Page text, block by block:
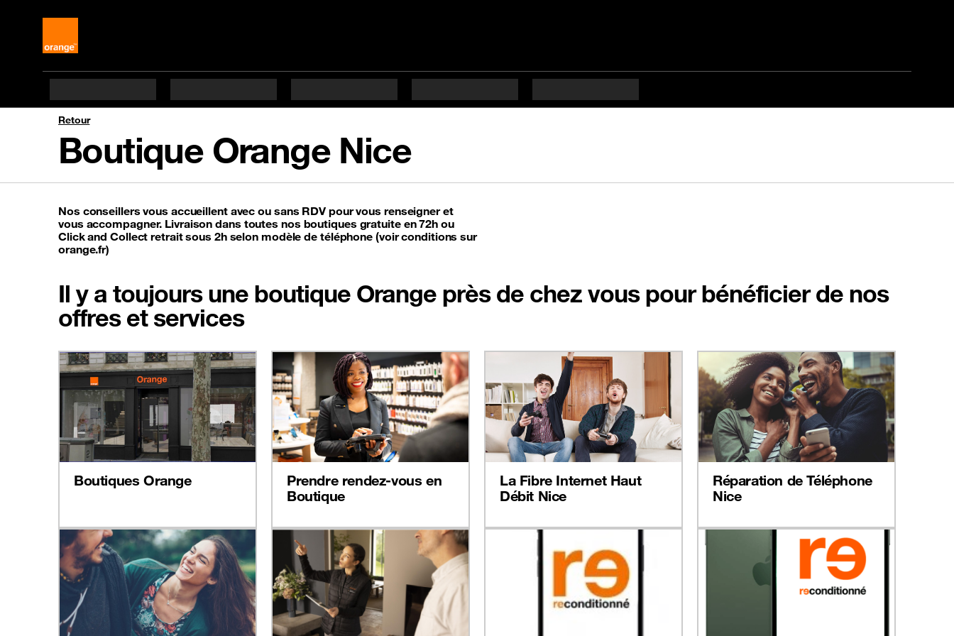
Retour
Boutique Orange Nice
Nos conseillers vous accueillent avec ou sans RDV pour vous renseigner et
vous accompagner. Livraison dans toutes nos boutiques gratuite en 72h ou
Click and Collect retrait sous 2h selon modèle de téléphone (voir conditions sur
orange.fr)
Il y a toujours une boutique Orange près de chez vous pour bénéficier de nos
offres et services
Boutiques Orange
Prendre rendez-vous en
Boutique
La Fibre Internet Haut
Débit Nice
Réparation de Téléphone
Nice